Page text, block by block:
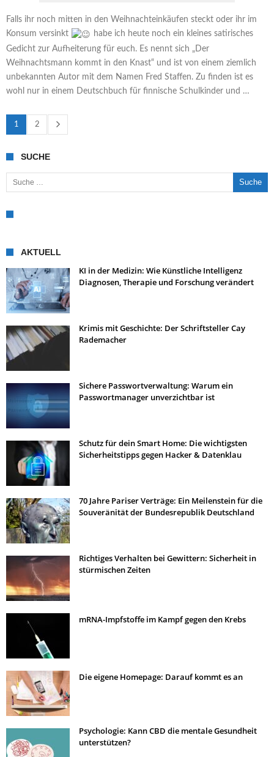
Falls ihr noch mitten in den Weihnachteinkäufen steckt oder ihr im
Konsum versinkt
habe ich heute noch ein kleines satirisches
Gedicht zur Aufheiterung für euch. Es nennt sich „Der
Weihnachtsmann kommt in den Knast“ und ist von einem ziemlich
unbekannten Autor mit dem Namen Fred Staffen. Zu finden ist es
wohl nur in einem Deutschbuch für finnische Schulkinder und …
1 2
SUCHE
Suche nach:
AKTUELL
KI in der Medizin: Wie Künstliche Intelligenz
Diagnosen, Therapie und Forschung verändert
Krimis mit Geschichte: Der Schriftsteller Cay
Rademacher
Sichere Passwortverwaltung: Warum ein
Passwortmanager unverzichtbar ist
Schutz für dein Smart Home: Die wichtigsten
Sicherheitstipps gegen Hacker & Datenklau
70 Jahre Pariser Verträge: Ein Meilenstein für die
Souveränität der Bundesrepublik Deutschland
Richtiges Verhalten bei Gewittern: Sicherheit in
stürmischen Zeiten
mRNA-Impfstoffe im Kampf gegen den Krebs
Die eigene Homepage: Darauf kommt es an
Psychologie: Kann CBD die mentale Gesundheit
unterstützen?